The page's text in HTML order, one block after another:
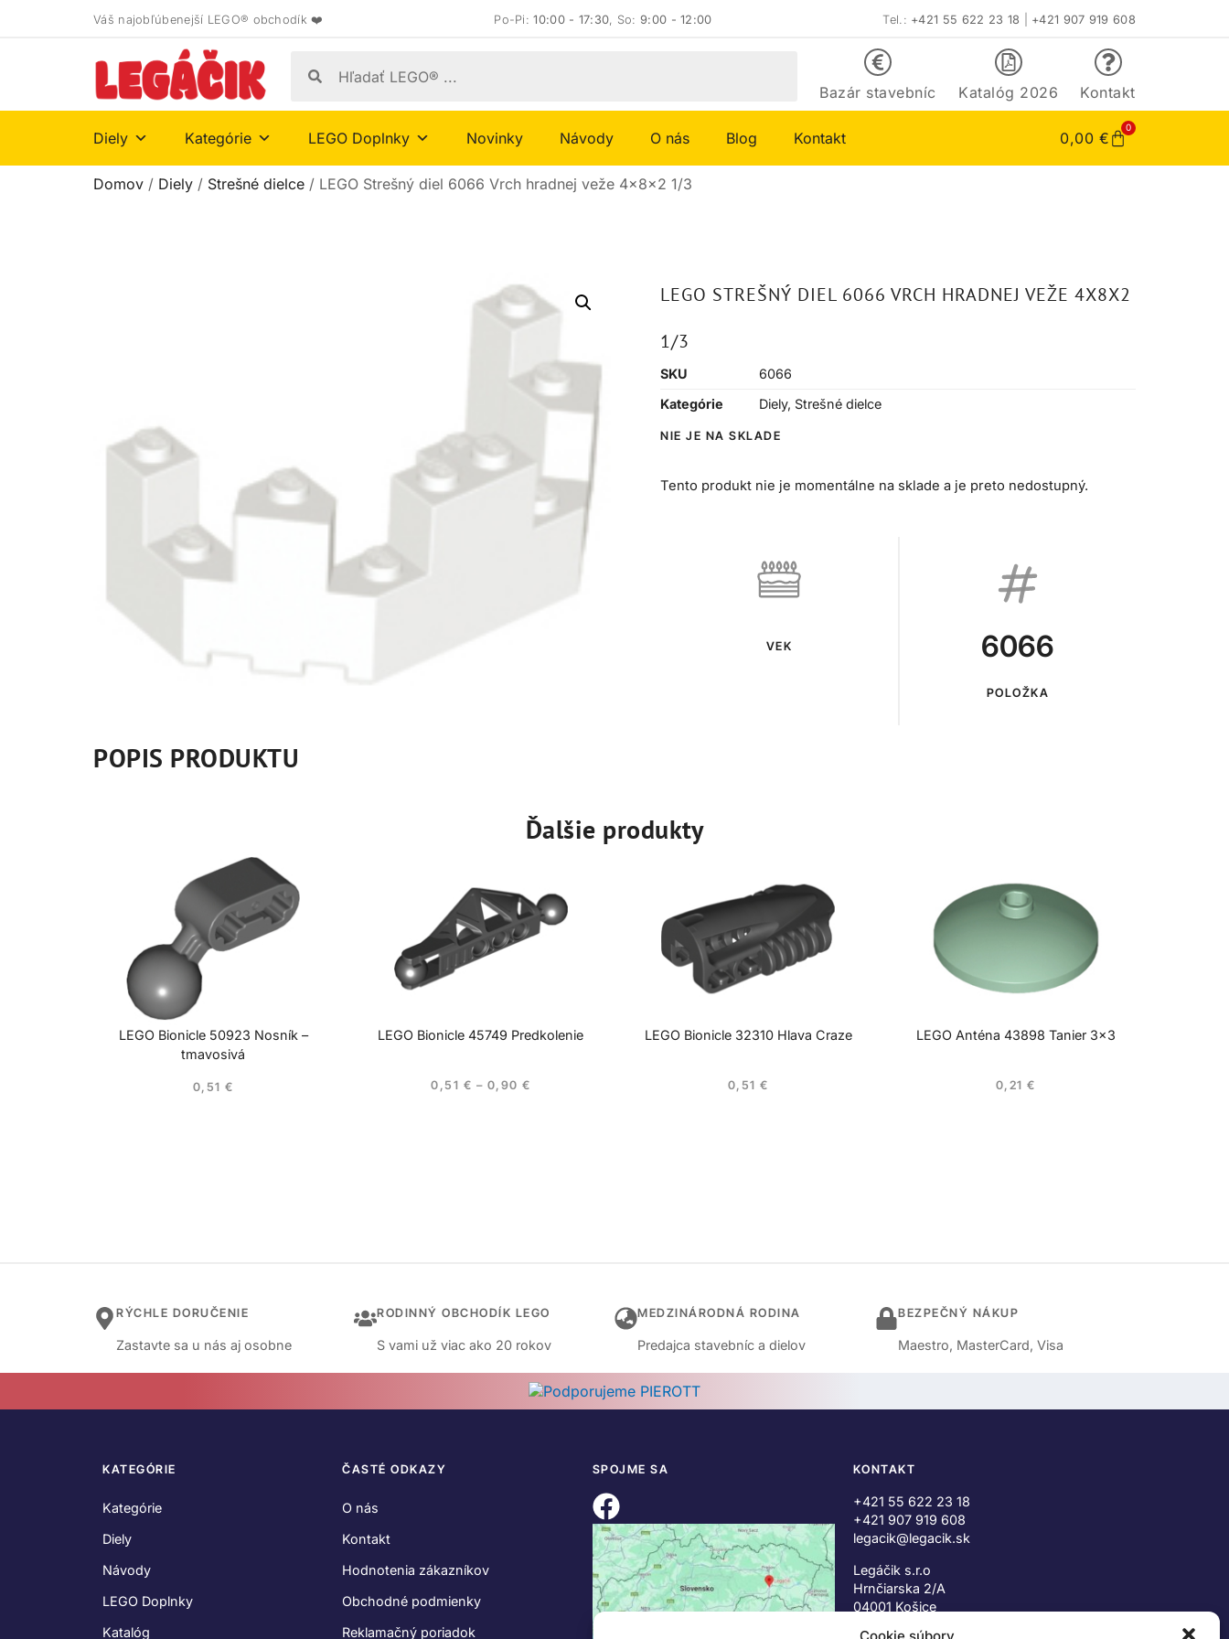
Váš najobľúbenejší LEGO® obchodík ❤️ Po-Pi:10:00 - 17:30, So:9:00 - 12:00 Tel.: +421 55 622 23 18 +421 907 919 608
Bazár stavebníc Katalóg 2026 Kontakt
Diely Kategórie LEGO Doplnky Novinky Návody O nás Blog Kontakt 0,00 €
0
Domov / Diely / Strešné dielce / LEGO Strešný diel 6066 Vrch hradnej veže 4x8x2 1/3
LEGO STREŠNÝ DIEL 6066 VRCH HRADNEJ VEŽE 4X8X2
1/3
SKU
6066
Kategórie
Diely, Strešné dielce
NIE JE NA SKLADE
Tento produkt nie je momentálne na sklade a je preto nedostupný.
VEK 6066
POLOŽKA
POPIS PRODUKTU
Ďalšie produkty
LEGO Bionicle 50923 Nosník –
tmavosivá
0,51€
LEGO Bionicle 45749 Predkolenie
0,51 € – 0,90 €
LEGO Bionicle 32310 Hlava Craze
0,51€
LEGO Anténa 43898 Tanier 3×3
0,21€
RÝCHLE DORUČENIE
Zastavte sa u nás aj osobne
RODINNÝ OBCHODÍK LEGO
S vami už viac ako 20 rokov
MEDZINÁRODNÁ RODINA
Predajca stavebníc a dielov
BEZPEČNÝ NÁKUP
Maestro, MasterCard, Visa
KATEGÓRIE
Kategórie
Diely
Návody
LEGO Doplnky
Katalóg
ČASTÉ ODKAZY
O nás
Kontakt
Hodnotenia zákazníkov
Obchodné podmienky
Reklamačný poriadok
SPOJME SA KONTAKT
+421 55 622 23 18
+421 907 919 608
legacik@legacik.sk
Legáčik s.r.o
Hrnčiarska 2/A
04001 Košice